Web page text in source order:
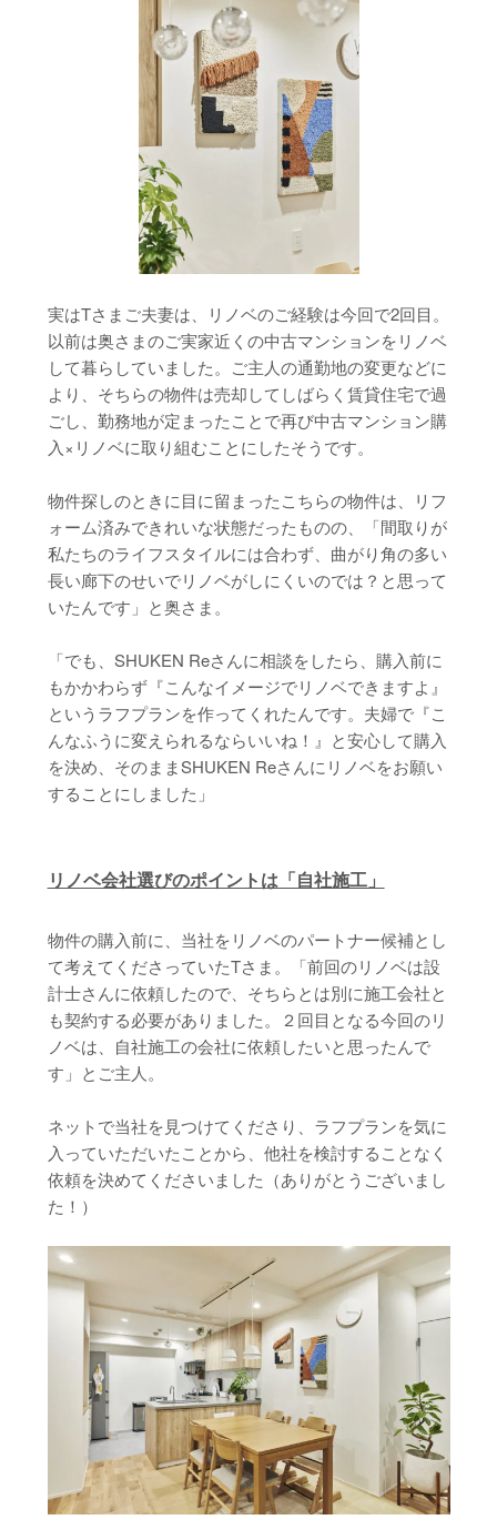
実はTさまご夫妻は、リノベのご経験は今回で2回目。
以前は奥さまのご実家近くの中古マンションをリノベ
して暮らしていました。ご主人の通勤地の変更などに
より、そちらの物件は売却してしばらく賃貸住宅で過
ごし、勤務地が定まったことで再び中古マンション購
入×リノベに取り組むことにしたそうです。
物件探しのときに目に留まったこちらの物件は、リフ
ォーム済みできれいな状態だったものの、「間取りが
私たちのライフスタイルには合わず、曲がり角の多い
長い廊下のせいでリノベがしにくいのでは？と思って
いたんです」と奥さま。
「でも、SHUKEN Reさんに相談をしたら、購入前に
もかかわらず『こんなイメージでリノベできますよ』
というラフプランを作ってくれたんです。夫婦で『こ
んなふうに変えられるならいいね！』と安心して購入
を決め、そのままSHUKEN Reさんにリノベをお願い
することにしました」
リノベ会社選びのポイントは「自社施工」
物件の購入前に、当社をリノベのパートナー候補とし
て考えてくださっていたTさま。「前回のリノベは設
計士さんに依頼したので、そちらとは別に施工会社と
も契約する必要がありました。２回目となる今回のリ
ノベは、自社施工の会社に依頼したいと思ったんで
す」とご主人。
ネットで当社を見つけてくださり、ラフプランを気に
入っていただいたことから、他社を検討することなく
依頼を決めてくださいました（ありがとうございまし
た！）